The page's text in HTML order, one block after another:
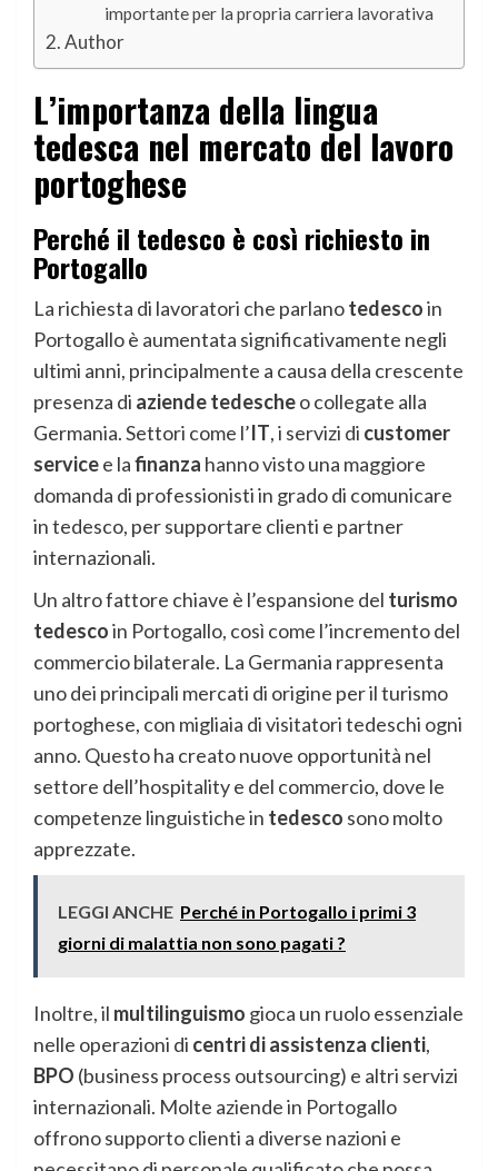
importante per la propria carriera lavorativa
Author
L’importanza della lingua
tedesca nel mercato del lavoro
portoghese
Perché il tedesco è così richiesto in
Portogallo
La richiesta di lavoratori che parlanotedescoin
Portogallo è aumentata significativamente negli
ultimi anni, principalmente a causa della crescente
presenza di aziende tedescheo collegate alla
Germania. Settori come l’IT, i servizi di customer
servicee lafinanza hanno visto una maggiore
domanda di professionisti in grado di comunicare
in tedesco, per supportare clienti e partner
internazionali.
Un altro fattore chiave è l’espansione del turismo
tedescoin Portogallo, così come l’incremento del
commercio bilaterale. La Germania rappresenta
uno dei principali mercati di origine per il turismo
portoghese, con migliaia di visitatori tedeschi ogni
anno. Questo ha creato nuove opportunità nel
settore dell’hospitality e del commercio, dove le
competenze linguistiche in tedesco sono molto
apprezzate.
LEGGI ANCHE Perché in Portogallo i primi 3
giorni di malattia non sono pagati ?
Inoltre, il multilinguismo gioca un ruolo essenziale
nelle operazioni di centri di assistenza clienti,
BPO (business process outsourcing) e altri servizi
internazionali. Molte aziende in Portogallo
offrono supporto clienti a diverse nazioni e